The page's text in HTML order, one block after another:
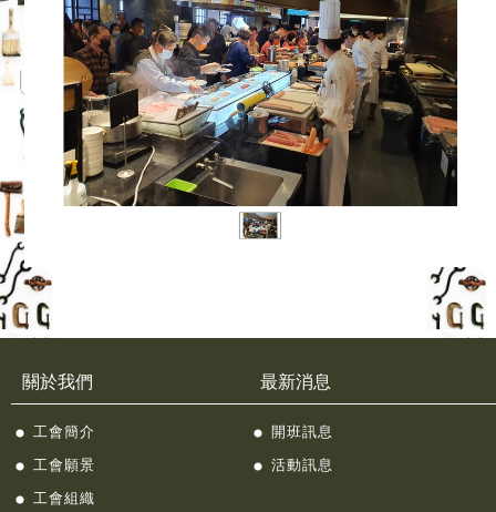
關於我們
工會簡介
工會願景
工會組織
最新消息
開班訊息
活動訊息